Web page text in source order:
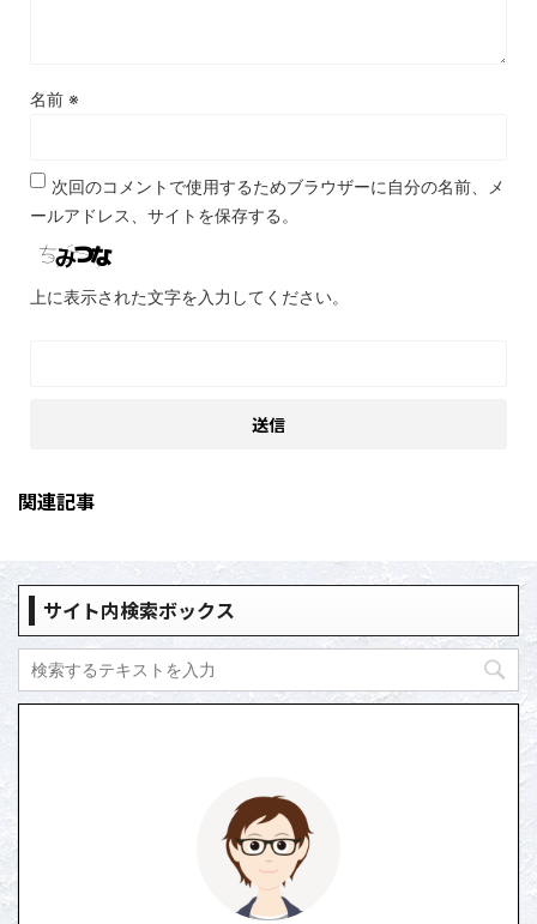
名前 ※
次回のコメントで使用するためブラウザーに自分の名前、メ
ールアドレス、サイトを保存する。
上に表示された文字を入力してください。
関連記事
サイト内検索ボックス